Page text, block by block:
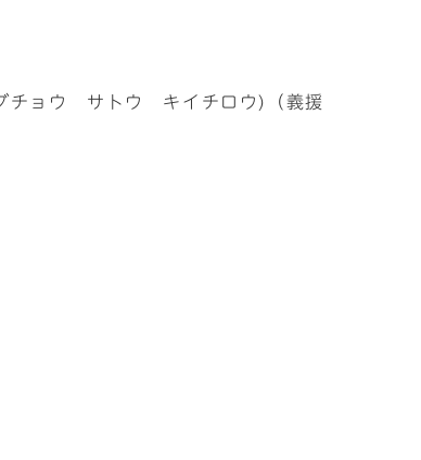
チョウ サトウ キイチロウ)（義援